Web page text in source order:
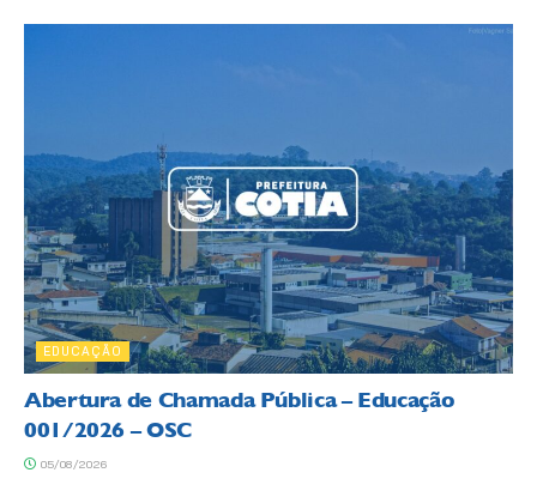
EDUCAÇÃO
Abertura de Chamada Pública – Educação
001/2026 – OSC
05/08/2026